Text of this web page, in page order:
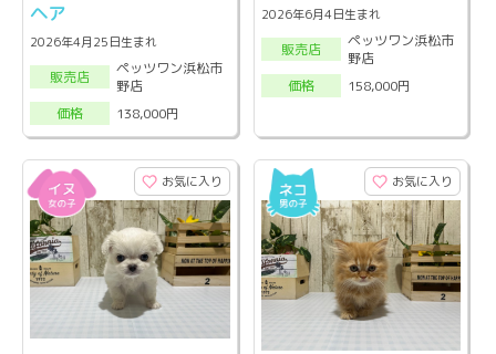
ヘア
2026年4月25日生まれ
販売店
ペッツワン浜松市
野店
価格
138,000円
2026年6月4日生まれ
販売店
ペッツワン浜松市
野店
価格
158,000円
お気に入り お気に入り